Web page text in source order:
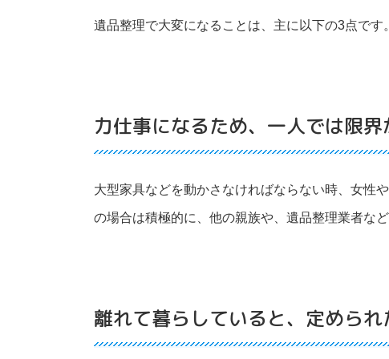
遺品整理で大変になることは、主に以下の3点です。
力仕事になるため、一人では限界
大型家具などを動かさなければならない時、女性
の場合は積極的に、他の親族や、遺品整理業者な
離れて暮らしていると、定めら